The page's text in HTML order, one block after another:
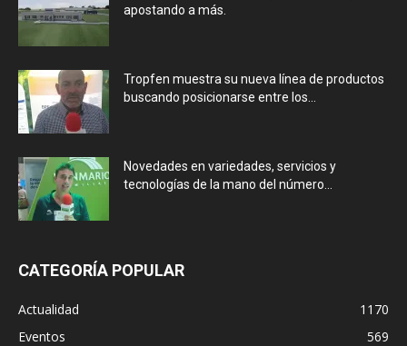
apostando a más.
Tropfen muestra su nueva línea de productos
buscando posicionarse entre los...
Novedades en variedades, servicios y
tecnologías de la mano del número...
CATEGORÍA POPULAR
Actualidad
1170
Eventos
569